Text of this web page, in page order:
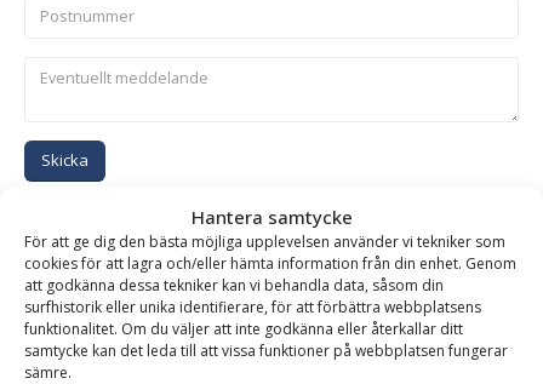
Hantera samtycke
För att ge dig den bästa möjliga upplevelsen använder vi tekniker som
cookies för att lagra och/eller hämta information från din enhet. Genom
att godkänna dessa tekniker kan vi behandla data, såsom din
surfhistorik eller unika identifierare, för att förbättra webbplatsens
funktionalitet. Om du väljer att inte godkänna eller återkallar ditt
samtycke kan det leda till att vissa funktioner på webbplatsen fungerar
sämre.
Skicka
Se alla produkter inom samma kategori
Hydrauliska Planeringsskopor
BESKRIVNING